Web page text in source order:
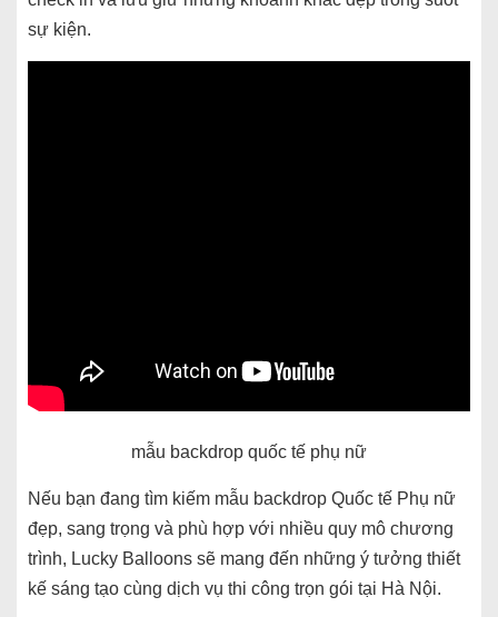
sự kiện.
mẫu backdrop quốc tế phụ nữ
Nếu bạn đang tìm kiếm mẫu backdrop Quốc tế Phụ nữ
đẹp, sang trọng và phù hợp với nhiều quy mô chương
trình, Lucky Balloons sẽ mang đến những ý tưởng thiết
kế sáng tạo cùng dịch vụ thi công trọn gói tại Hà Nội.